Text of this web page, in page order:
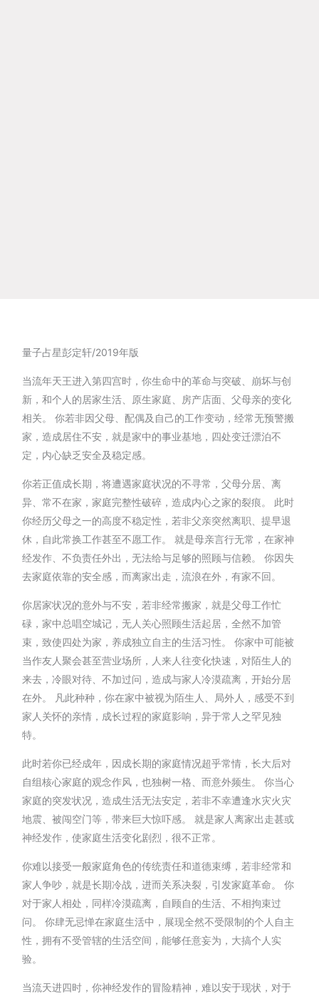
量子占星彭定轩/2019年版
当流年天王进入第四宫时，你生命中的革命与突破、崩坏与创
新，和个人的居家生活、原生家庭、房产店面、父母亲的变化
相关。 你若非因父母、配偶及自己的工作变动，经常无预警搬
家，造成居住不安，就是家中的事业基地，四处变迁漂泊不
定，内心缺乏安全及稳定感。
你若正值成长期，将遭遇家庭状况的不寻常，父母分居、离
异、常不在家，家庭完整性破碎，造成内心之家的裂痕。 此时
你经历父母之一的高度不稳定性，若非父亲突然离职、提早退
休，自此常换工作甚至不愿工作。 就是母亲言行无常，在家神
经发作、不负责任外出，无法给与足够的照顾与信赖。 你因失
去家庭依靠的安全感，而离家出走，流浪在外，有家不回。
你居家状况的意外与不安，若非经常搬家，就是父母工作忙
碌，家中总唱空城记，无人关心照顾生活起居，全然不加管
束，致使四处为家，养成独立自主的生活习性。 你家中可能被
当作友人聚会甚至营业场所，人来人往变化快速，对陌生人的
来去，冷眼对待、不加过问，造成与家人冷漠疏离，开始分居
在外。 凡此种种，你在家中被视为陌生人、局外人，感受不到
家人关怀的亲情，成长过程的家庭影响，异于常人之罕见独
特。
此时若你已经成年，因成长期的家庭情况超乎常情，长大后对
自组核心家庭的观念作风，也独树一格、而意外频生。 你当心
家庭的突发状况，造成生活无法安定，若非不幸遭逢水灾火灾
地震、被闯空门等，带来巨大惊吓感。 就是家人离家出走甚或
神经发作，使家庭生活变化剧烈，很不正常。
你难以接受一般家庭角色的传统责任和道德束缚，若非经常和
家人争吵，就是长期冷战，进而关系决裂，引发家庭革命。 你
对于家人相处，同样冷漠疏离，自顾自的生活、不相拘束过
问。 你肆无忌惮在家庭生活中，展现全然不受限制的个人自主
性，拥有不受管辖的生活空间，能够任意妄为，大搞个人实
验。
当流天进四时，你神经发作的冒险精神，难以安于现状，对于